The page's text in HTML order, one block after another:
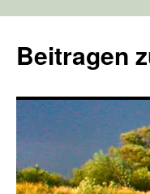
springen
Beitragen